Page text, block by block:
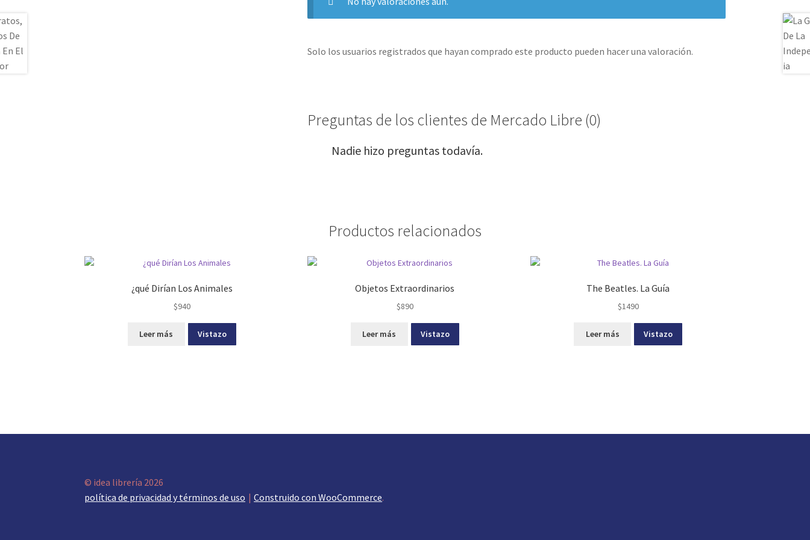
Solo los usuarios registrados que hayan comprado este producto pueden hacer una valoración.
Preguntas de los clientes de Mercado Libre (0)
Nadie hizo preguntas todavía.
Productos relacionados
¿qué Dirían Los Animales
$940
Leer más Vistazo
Objetos Extraordinarios
$890
Leer más Vistazo
The Beatles. La Guía
$1490
Leer más Vistazo
© idea librería 2026
política de privacidad y términos de uso
Construido con WooCommerce.